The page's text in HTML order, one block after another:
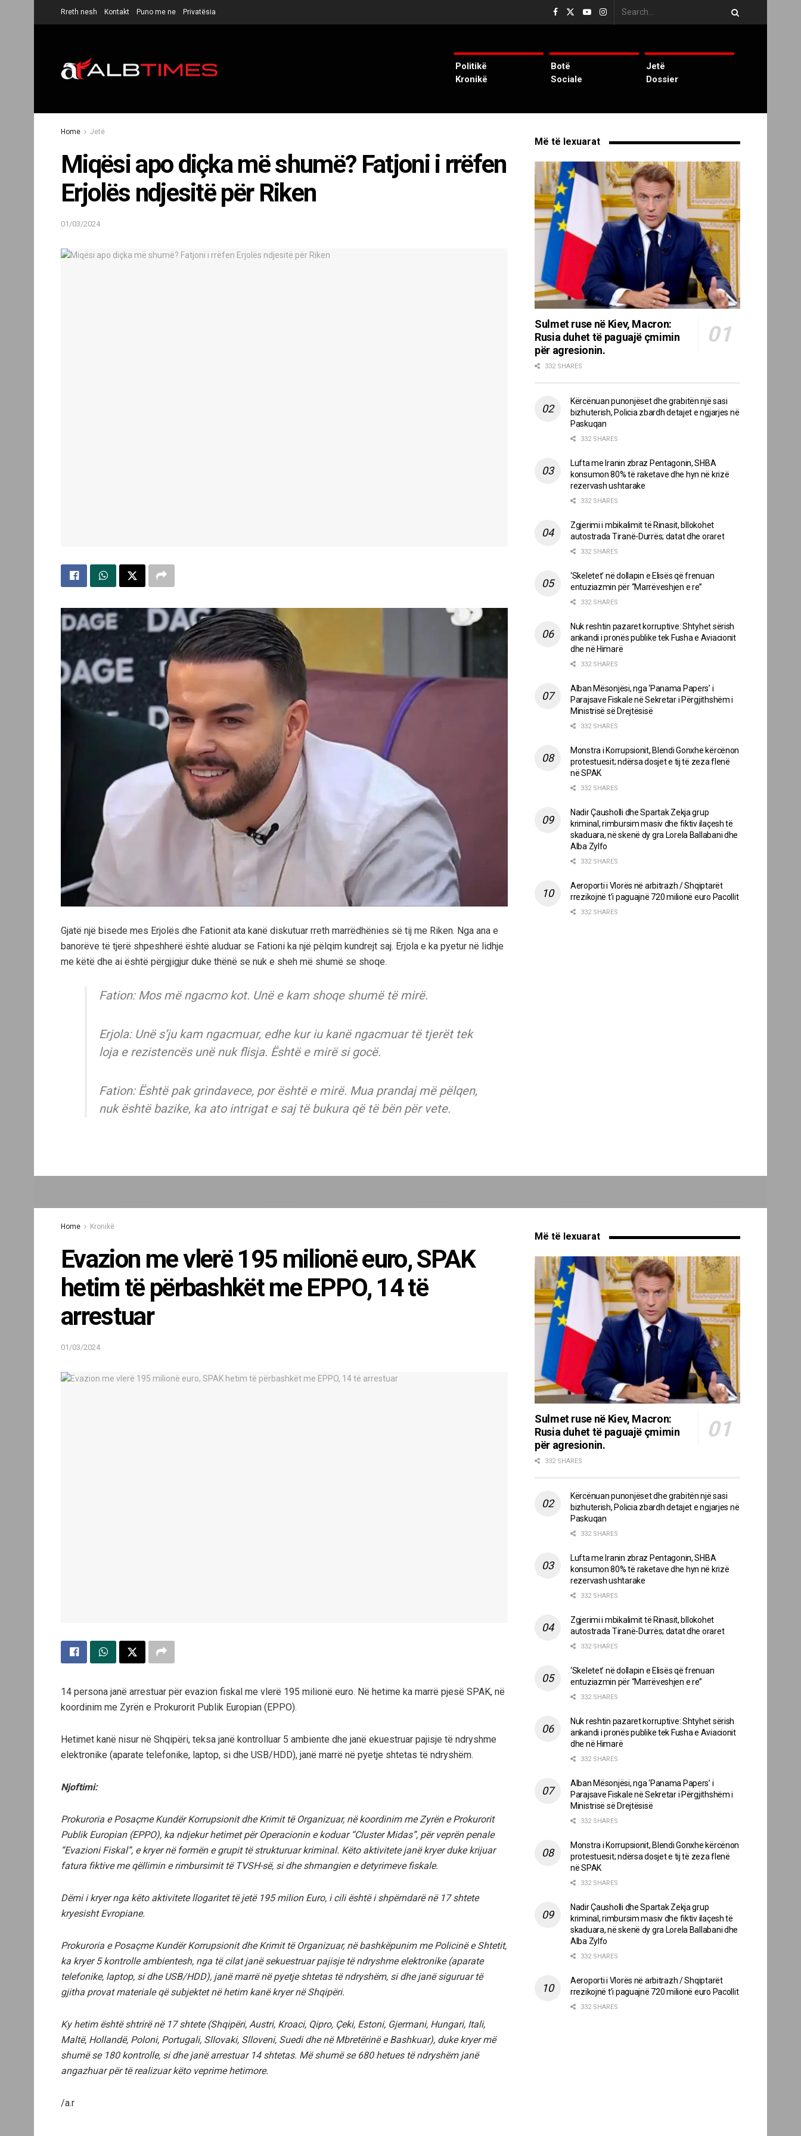
Rreth nesh Kontakt Puno me ne Privatësia
Politikë
Kronikë
Botë
Sociale
Jetë
Dossier
Home Jetë
Miqësi apo diçka më shumë? Fatjoni i rrëfen
Erjolës ndjesitë për Riken
01/03/2024
Gjatë një bisede mes Erjolës dhe Fationit ata kanë diskutuar rreth marrëdhënies së tij me Riken. Nga ana e
banorëve të tjerë shpeshherë është aluduar se Fationi ka një pëlqim kundrejt saj. Erjola e ka pyetur në lidhje
me këtë dhe ai është përgjigjur duke thënë se nuk e sheh më shumë se shoqe.
Fation: Mos më ngacmo kot. Unë e kam shoqe shumë të mirë.
Erjola: Unë s’ju kam ngacmuar, edhe kur iu kanë ngacmuar të tjerët tek
loja e rezistencës unë nuk flisja. Është e mirë si gocë.
Fation: Është pak grindavece, por është e mirë. Mua prandaj më pëlqen,
nuk është bazike, ka ato intrigat e saj të bukura që të bën për vete.
Më të lexuarat
Sulmet ruse në Kiev, Macron:
Rusia duhet të paguajë çmimin
për agresionin.
332 SHARES
Kërcënuan punonjëset dhe grabitën një sasi
bizhuterish, Policia zbardh detajet e ngjarjes në
Paskuqan
332 SHARES
Lufta me Iranin zbraz Pentagonin, SHBA
konsumon 80% të raketave dhe hyn në krizë
rezervash ushtarake
332 SHARES
Zgjerimi i mbikalimit të Rinasit, bllokohet
autostrada Tiranë-Durrës; datat dhe oraret
332 SHARES
‘Skeletet’ në dollapin e Elisës që frenuan
entuziazmin për “Marrëveshjen e re”
332 SHARES
Nuk reshtin pazaret korruptive: Shtyhet sërish
ankandi i pronës publike tek Fusha e Aviacionit
dhe në Himarë
332 SHARES
Alban Mësonjësi, nga ‘Panama Papers’ i
Parajsave Fiskale në Sekretar i Përgjithshëm i
Ministrisë së Drejtësisë
332 SHARES
Monstra i Korrupsionit, Blendi Gonxhe kërcënon
protestuesit; ndërsa dosjet e tij të zeza flenë
në SPAK
332 SHARES
Nadir Çausholli dhe Spartak Zekja grup
kriminal, rimbursim masiv dhe fiktiv ilaçesh të
skaduara, në skenë dy gra Lorela Ballabani dhe
Alba Zylfo
332 SHARES
Aeroporti i Vlorës në arbitrazh / Shqiptarët
rrezikojnë t’i paguajnë 720 milionë euro Pacollit
332 SHARES
Home Kronikë
Evazion me vlerë 195 milionë euro, SPAK
hetim të përbashkët me EPPO, 14 të
arrestuar
01/03/2024
14 persona janë arrestuar për evazion fiskal me vlerë 195 milionë euro. Në hetime ka marrë pjesë SPAK, në
koordinim me Zyrën e Prokurorit Publik Europian (EPPO).
Hetimet kanë nisur në Shqipëri, teksa janë kontrolluar 5 ambiente dhe janë ekuestruar pajisje të ndryshme
elektronike (aparate telefonike, laptop, si dhe USB/HDD), janë marrë në pyetje shtetas të ndryshëm.
Njoftimi:
Prokuroria e Posaçme Kundër Korrupsionit dhe Krimit të Organizuar, në koordinim me Zyrën e Prokurorit
Publik Europian (EPPO), ka ndjekur hetimet për Operacionin e koduar “Cluster Midas”, për veprën penale
“Evazioni Fiskal”, e kryer në formën e grupit të strukturuar kriminal. Këto aktivitete janë kryer duke krijuar
fatura fiktive me qëllimin e rimbursimit të TVSH-së, si dhe shmangien e detyrimeve fiskale.
Dëmi i kryer nga këto aktivitete llogaritet të jetë 195 milion Euro, i cili është i shpërndarë në 17 shtete
kryesisht Evropiane.
Prokuroria e Posaçme Kundër Korrupsionit dhe Krimit të Organizuar, në bashkëpunim me Policinë e Shtetit,
ka kryer 5 kontrolle ambientesh, nga të cilat janë sekuestruar pajisje të ndryshme elektronike (aparate
telefonike, laptop, si dhe USB/HDD), janë marrë në pyetje shtetas të ndryshëm, si dhe janë siguruar të
gjitha provat materiale që subjektet në hetim kanë kryer në Shqipëri.
Ky hetim është shtrirë në 17 shtete (Shqipëri, Austri, Kroaci, Qipro, Çeki, Estoni, Gjermani, Hungari, Itali,
Maltë, Hollandë, Poloni, Portugali, Sllovaki, Slloveni, Suedi dhe në Mbretërinë e Bashkuar), duke kryer më
shumë se 180 kontrolle, si dhe janë arrestuar 14 shtetas. Më shumë se 680 hetues të ndryshëm janë
angazhuar për të realizuar këto veprime hetimore.
/a.r
Më të lexuarat
Sulmet ruse në Kiev, Macron:
Rusia duhet të paguajë çmimin
për agresionin.
332 SHARES
Kërcënuan punonjëset dhe grabitën një sasi
bizhuterish, Policia zbardh detajet e ngjarjes në
Paskuqan
332 SHARES
Lufta me Iranin zbraz Pentagonin, SHBA
konsumon 80% të raketave dhe hyn në krizë
rezervash ushtarake
332 SHARES
Zgjerimi i mbikalimit të Rinasit, bllokohet
autostrada Tiranë-Durrës; datat dhe oraret
332 SHARES
‘Skeletet’ në dollapin e Elisës që frenuan
entuziazmin për “Marrëveshjen e re”
332 SHARES
Nuk reshtin pazaret korruptive: Shtyhet sërish
ankandi i pronës publike tek Fusha e Aviacionit
dhe në Himarë
332 SHARES
Alban Mësonjësi, nga ‘Panama Papers’ i
Parajsave Fiskale në Sekretar i Përgjithshëm i
Ministrisë së Drejtësisë
332 SHARES
Monstra i Korrupsionit, Blendi Gonxhe kërcënon
protestuesit; ndërsa dosjet e tij të zeza flenë
në SPAK
332 SHARES
Nadir Çausholli dhe Spartak Zekja grup
kriminal, rimbursim masiv dhe fiktiv ilaçesh të
skaduara, në skenë dy gra Lorela Ballabani dhe
Alba Zylfo
332 SHARES
Aeroporti i Vlorës në arbitrazh / Shqiptarët
rrezikojnë t’i paguajnë 720 milionë euro Pacollit
332 SHARES